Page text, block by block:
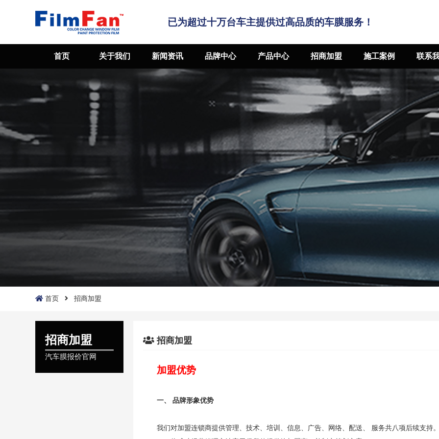
已为超过十万台车主提供过高品质的车膜服务！
首页 关于我们 新闻资讯 品牌中心 产品中心 招商加盟 施工案例 联系
首页 招商加盟
招商加盟
汽车膜报价官网
招商加盟
加盟优势
一、 品牌形象优势
我们对加盟连锁商提供管理、技术、培训、信息、广告、网络、配送、 服务共八项后续支持